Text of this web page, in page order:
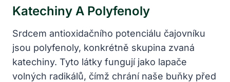
Katechiny A Polyfenoly
Srdcem antioxidačního potenciálu čajovníku
jsou polyfenoly, konkrétně skupina zvaná
katechiny. Tyto látky fungují jako lapače
volných radikálů, čímž chrání naše buňky před